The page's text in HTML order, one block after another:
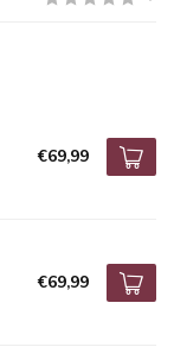
€69,99
€69,99